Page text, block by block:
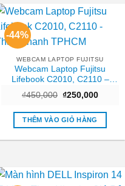
-44%
WEBCAM LAPTOP FUJITSU
Webcam Laptop Fujitsu
Lifebook C2010, C2110 –
₫450,000 Giá
là:
₫450,000.
₫250,000Giá
tại
THÊM VÀO GIỎ HÀNG